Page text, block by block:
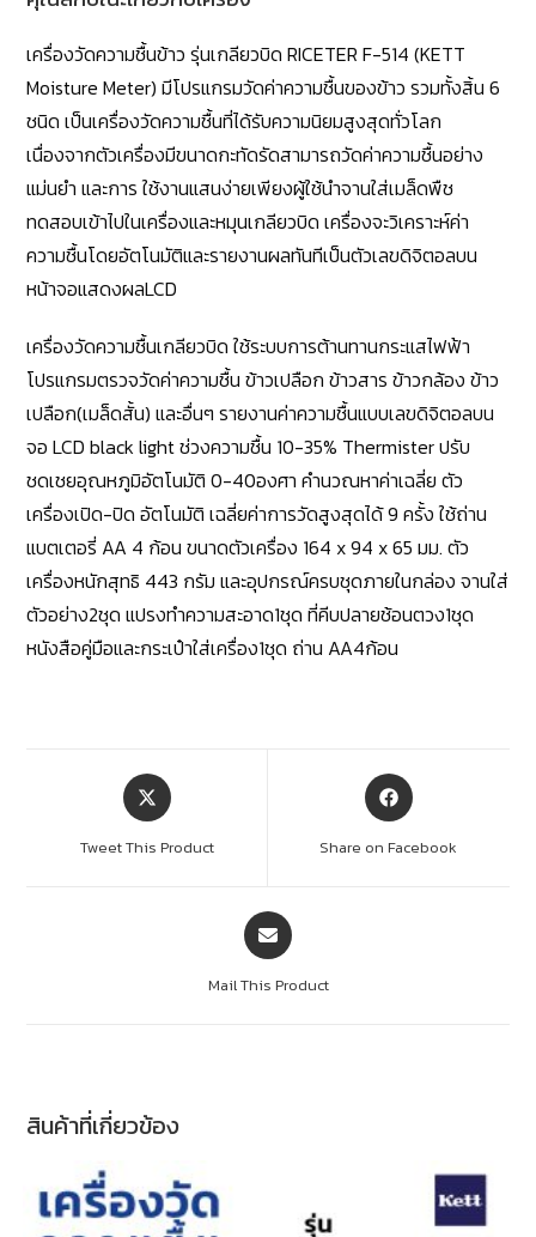
เครื่องวัดความชื้นข้าว รุ่นเกลียวบิด RICETER F-514 (KETT
Moisture Meter) มีโปรแกรมวัดค่าความชื้นของข้าว รวมทั้งสิ้น 6
ชนิด เป็นเครื่องวัดความชื้นที่ได้รับความนิยมสูงสุดทั่วโลก
เนื่องจากตัวเครื่องมีขนาดกะทัดรัดสามารถวัดค่าความชื้นอย่าง
แม่นยำ และการ ใช้งานแสนง่ายเพียงผู้ใช้นำจานใส่เมล็ดพืช
ทดสอบเข้าไปในเครื่องและหมุนเกลียวบิด เครื่องจะวิเคราะห์ค่า
ความชื้นโดยอัตโนมัติและรายงานผลทันทีเป็นตัวเลขดิจิตอลบน
หน้าจอแสดงผลLCD
เครื่องวัดความชื้นเกลียวบิด ใช้ระบบการต้านทานกระแสไฟฟ้า
โปรแกรมตรวจวัดค่าความชื้น ข้าวเปลือก ข้าวสาร ข้าวกล้อง ข้าว
เปลือก(เมล็ดสั้น) และอื่นๆ รายงานค่าความชื้นแบบเลขดิจิตอลบน
จอLCD black lightช่วงความชื้น 10-35% Thermisterปรับ
ชดเชยอุณหภูมิอัตโนมัติ 0-40องศา คำนวณหาค่าเฉลี่ย ตัว
เครื่องเปิด-ปิด อัตโนมัติ เฉลี่ยค่าการวัดสูงสุดได้ 9 ครั้ง ใช้ถ่าน
แบตเตอรี่ AA 4 ก้อน ขนาดตัวเครื่อง 164 x 94 x 65มม. ตัว
เครื่องหนักสุทธิ 443 กรัม และอุปกรณ์ครบชุดภายในกล่อง จานใส่
ตัวอย่าง2ชุด แปรงทำความสะอาด1ชุด ที่คีบปลายช้อนตวง1ชุด
หนังสือคู่มือและกระเป๋าใส่เครื่อง1ชุด ถ่าน AA4ก้อน
Tweet This Product Share on Facebook
Mail This Product
สินค้าที่เกี่ยวข้อง